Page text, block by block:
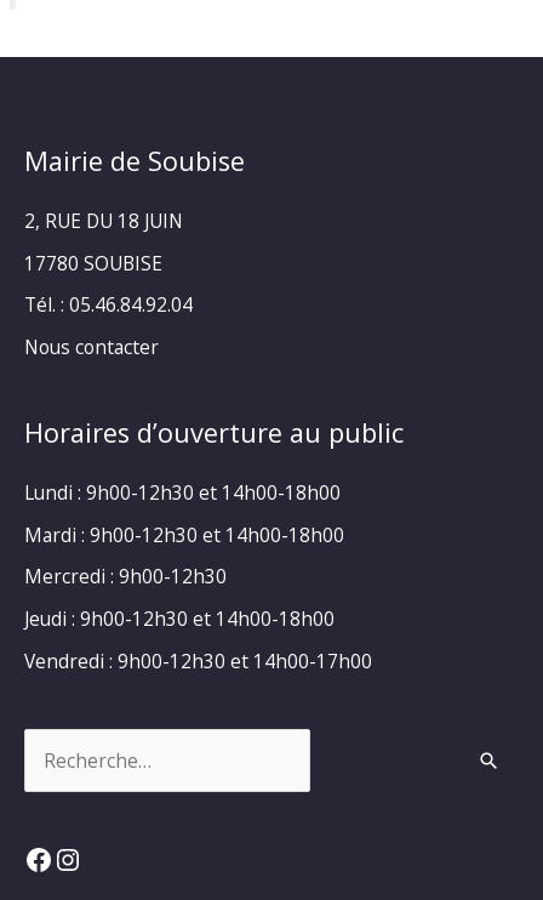
Mairie de Soubise
2, RUE DU 18 JUIN
17780 SOUBISE
Tél. : 05.46.84.92.04
Nous contacter
Horaires d’ouverture au public
Lundi : 9h00-12h30 et 14h00-18h00
Mardi : 9h00-12h30 et 14h00-18h00
Mercredi : 9h00-12h30
Jeudi : 9h00-12h30 et 14h00-18h00
Vendredi : 9h00-12h30 et 14h00-17h00
Facebook
Instagram